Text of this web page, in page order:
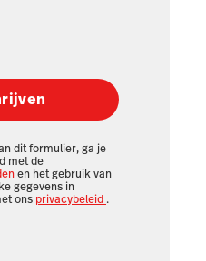
dit formulier, ga je
met de
en het gebruik van
gegevens in
ons privacybeleid .